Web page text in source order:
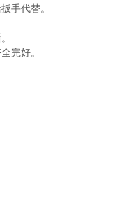
手代替。
完好。